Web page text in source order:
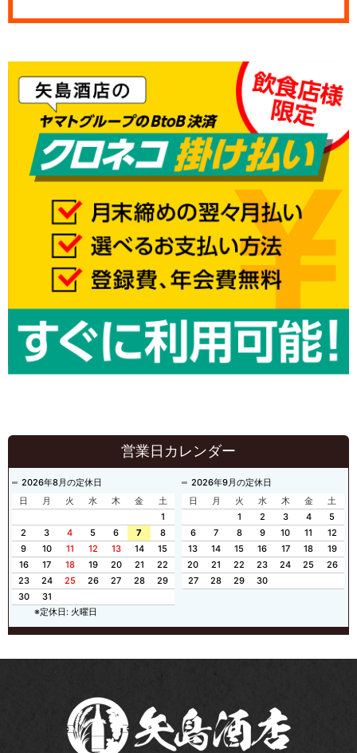
営業日カレンダー
2026年8月の定休日
日
月 火 水 木 金
土
1
2
3 4 5 6 7
8
9
10 11 12 13 14
15
16
17 18 19 20 21
22
23
24 25 26 27 28
29
30
31
2026年9月の定休日
日
月 火 水 木 金
土
1
2 3 4
5
6
7 8 9 10 11
12
13
14 15 16 17 18
19
20
21 22 23 24 25
26
27
28 29 30
※定休日: 火曜日